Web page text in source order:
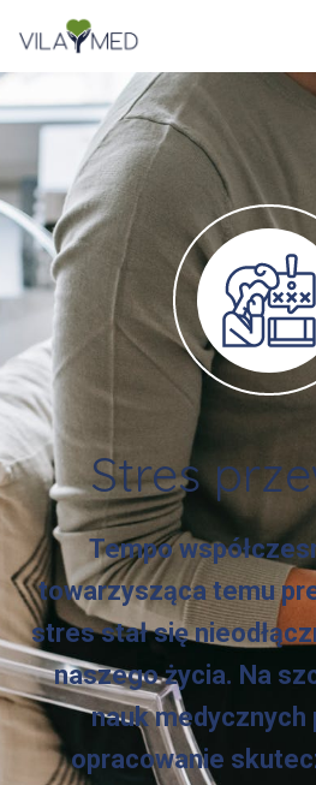
Stres
Tempo
towarzysząca temu
stres stał się
naszego życia. Na
nauk medycznych
opracowanie